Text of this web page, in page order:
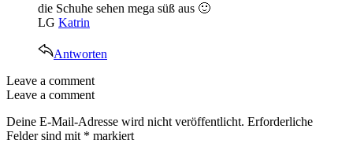
die Schuhe sehen mega süß aus 🙂
LG Katrin
Antworten
Leave a comment
Leave a comment
Deine E-Mail-Adresse wird nicht veröffentlicht. Erforderliche
Felder sind mit * markiert